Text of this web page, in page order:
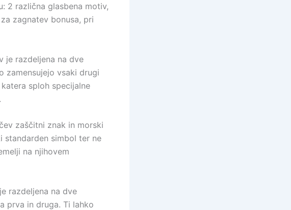
2 različna glasbena motiv,
zagnatev bonusa, pri
je razdeljena na dve
zamensujejo vsaki drugi
sploh specijalne
zaščitni znak in morski
standarden simbol ter ne
na njihovem
razdeljena na dve
prva in druga. Ti lahko